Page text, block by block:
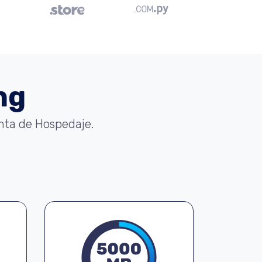
de Hospedaje.